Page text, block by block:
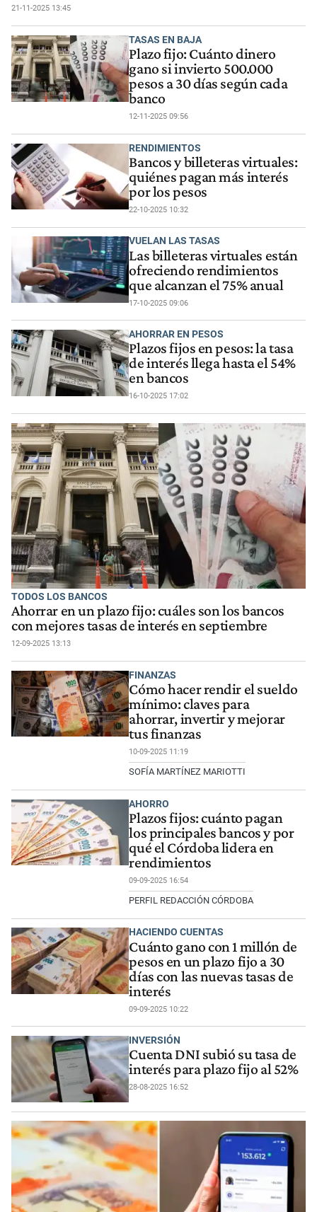
21-11-2025 13:45
TASAS EN BAJA
Plazo fijo: Cuánto dinero
gano si invierto 500.000
pesos a 30 días según cada
banco
12-11-2025 09:56
RENDIMIENTOS
Bancos y billeteras virtuales:
quiénes pagan más interés
por los pesos
22-10-2025 10:32
VUELAN LAS TASAS
Las billeteras virtuales están
ofreciendo rendimientos
que alcanzan el 75% anual
17-10-2025 09:06
AHORRAR EN PESOS
Plazos fijos en pesos: la tasa
de interés llega hasta el 54%
en bancos
16-10-2025 17:02
TODOS LOS BANCOS
Ahorrar en un plazo fijo: cuáles son los bancos
con mejores tasas de interés en septiembre
12-09-2025 13:13
FINANZAS
Cómo hacer rendir el sueldo
mínimo: claves para
ahorrar, invertir y mejorar
tus finanzas
10-09-2025 11:19
SOFÍA MARTÍNEZ MARIOTTI
AHORRO
Plazos fijos: cuánto pagan
los principales bancos y por
qué el Córdoba lidera en
rendimientos
09-09-2025 16:54
PERFIL REDACCIÓN CÓRDOBA
HACIENDO CUENTAS
Cuánto gano con 1 millón de
pesos en un plazo fijo a 30
días con las nuevas tasas de
interés
09-09-2025 10:22
INVERSIÓN
Cuenta DNI subió su tasa de
interés para plazo fijo al 52%
28-08-2025 16:52